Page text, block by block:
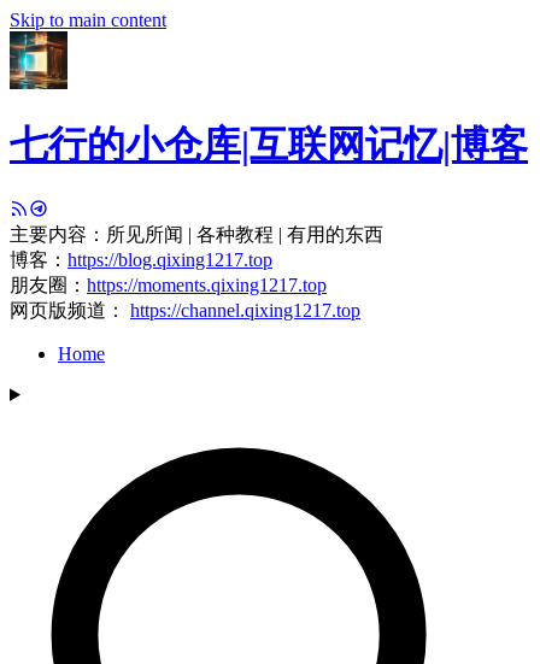
Skip to main content
七行的小仓库|互联网记忆|博客
主要内容：所见所闻 | 各种教程 | 有用的东西
博客： https://blog.qixing1217.top
朋友圈： https://moments.qixing1217.top
网页版频道： https://channel.qixing1217.top
Home